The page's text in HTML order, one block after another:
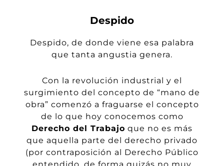
Despido
Despido, de donde viene esa palabra
que tanta angustia genera.
Con la revolución industrial y el
surgimiento del concepto de “mano de
obra” comenzó a fraguarse el concepto
de lo que hoy conocemos como
Derecho del Trabajo que no es más
que aquella parte del derecho privado
(por contraposición al Derecho Público